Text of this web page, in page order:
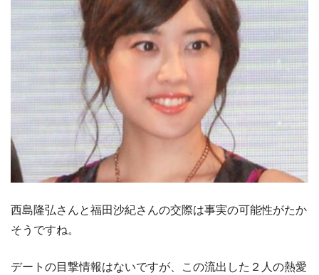
西島隆弘さんと福田沙紀さんの交際は事実の可能性がたか
そうですね。
デートの目撃情報はないですが、この流出した２人の熱愛